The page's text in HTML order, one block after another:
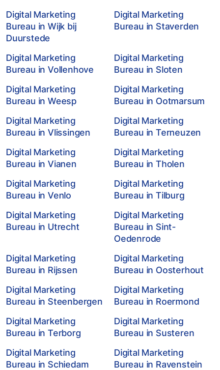
Digital Marketing
Bureau in Wijk bij
Duurstede
Digital Marketing
Bureau in Staverden
Digital Marketing
Bureau in Vollenhove
Digital Marketing
Bureau in Sloten
Digital Marketing
Bureau in Weesp
Digital Marketing
Bureau in Ootmarsum
Digital Marketing
Bureau in Vlissingen
Digital Marketing
Bureau in Terneuzen
Digital Marketing
Bureau in Vianen
Digital Marketing
Bureau in Tholen
Digital Marketing
Bureau in Venlo
Digital Marketing
Bureau in Tilburg
Digital Marketing
Bureau in Utrecht
Digital Marketing
Bureau in Sint-
Oedenrode
Digital Marketing
Bureau in Rijssen
Digital Marketing
Bureau in Oosterhout
Digital Marketing
Bureau in Steenbergen
Digital Marketing
Bureau in Roermond
Digital Marketing
Bureau in Terborg
Digital Marketing
Bureau in Susteren
Digital Marketing
Bureau in Schiedam
Digital Marketing
Bureau in Ravenstein